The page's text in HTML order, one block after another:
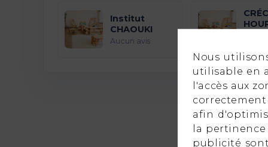
Institut
CHAOUKI
Aucun avis
Nous
utilisable en
l'accès aux
correctement
afin
la pertinence
publicité